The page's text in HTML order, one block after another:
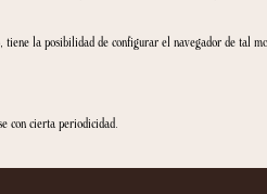
de los datos incluidos, exonerando a
acepta proporcionar información
que no sean de
en la información facilitada por CASA